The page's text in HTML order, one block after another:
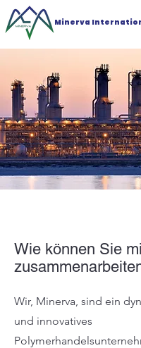
Minerva
Wie können Sie
Wir, Minerva, sind ein
und innovatives